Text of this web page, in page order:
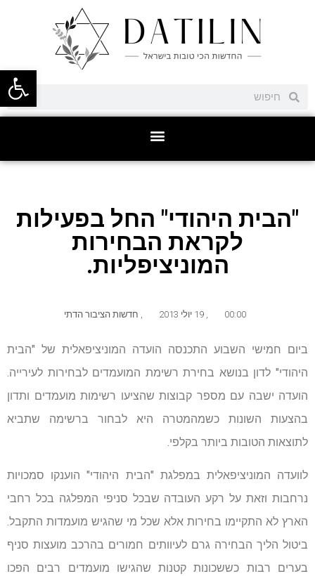
פתח
"הבית היהודי" החל בפעילות
לקראת הבחירות
המוניציפליות.
00:00
, 19 יולי 2013 , חדשות הציבור הדתי
ביום חמישי השבוע התכנסה הועדה המוניציפאלית של "הבית
היהודי" לדון בנושא בחירת רשימת המועמדים לבחירות לעירייה.
הועדה ישבה עם מספר קבוצות שהציעו רשימות מועמדים ותדון
בהצעות השונות כשמהמטרה היא לבחור ברשימה שתביא
לתוצאות הטובות ביותר בקלפי.
לוועדה המוניציפאלית במפלגת "הבית היהודי" הוענקו סמכויות
נרחבות וזאת על רקע העובדה שבכל סניפי המפלגה בכל רחבי
הארץ לא התקיימו בחירות אלא שכל מי שהגיש מועמדות התקבל.
ביטול הליך הבחירה גרם לעיוותים חמורים בהרכב מועצות סניף
בערים רבות כששכונות קטנות שהגישו מועמדים רבים הפכו